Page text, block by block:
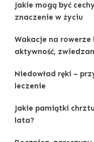
Jakie mogą być
znaczenie w życiu
Wakacje na rowerze
aktywność,
Niedowład ręki –
leczenie
Jakie pamiątki
lata?